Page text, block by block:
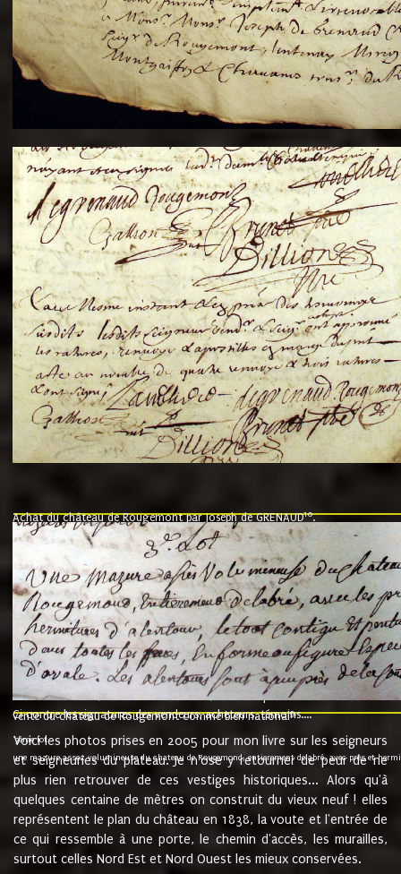
Achat du château de Rougemont par Joseph de GRENAUD10.
"l'an mil six cent soixante treze le ving neuvième jour du mois de
nommé fut présent Messire Claude Guillaume de Moyriat chevalier baron
vend, purement simplement et irrevocablement a monseigneur monsieur
et chavannes conseiller du roy au parlement de Bourgogne, present et
que le dit seigneur Baron de la Vellière a sur ses hommes, indivisables et
de la Velliere tout ainsi et comme le dit seigneur Baron et ses
présent......"
suivent les rentes, donation des terriers, etc... au prix de 880 livre louis
Ci contre les signatures des vendeurs, acheteurs, témoins....
vente du château de Rougemont comme bien national9.
"3ème lot
une mazure assez volumineuse du chateau de Rougemond, entierement delabré, avec près et
Voici les photos prises en 2005 pour mon livre sur les seigneurs
et seigneuries du plateau. Je n'ose y retourner de peur de ne
plus rien retrouver de ces vestiges historiques... Alors qu'à
quelques centaine de mètres on construit du vieux neuf ! elles
représentent le plan du château en 1838, la voute et l'entrée de
ce qui ressemble à une porte, le chemin d'accès, les murailles,
surtout celles Nord Est et Nord Ouest les mieux conservées.